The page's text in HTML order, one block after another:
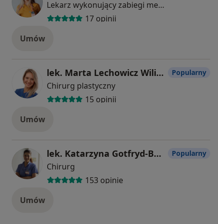
Lekarz wykonujący zabiegi medycyny estetycznej, W trakcie specjalizacji (Lekarz rodzinny), Lekarz pierwszego kontaktu
17 opinii
Umów
lek. Marta Lechowicz Wilińska
Chirurg plastyczny
15 opinii
Popularny
Umów
lek. Katarzyna Gotfryd-Bugajska
Chirurg
153 opinie
Popularny
Umów